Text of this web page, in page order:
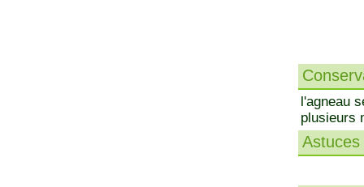
l'agneau
plusieurs
Astuces